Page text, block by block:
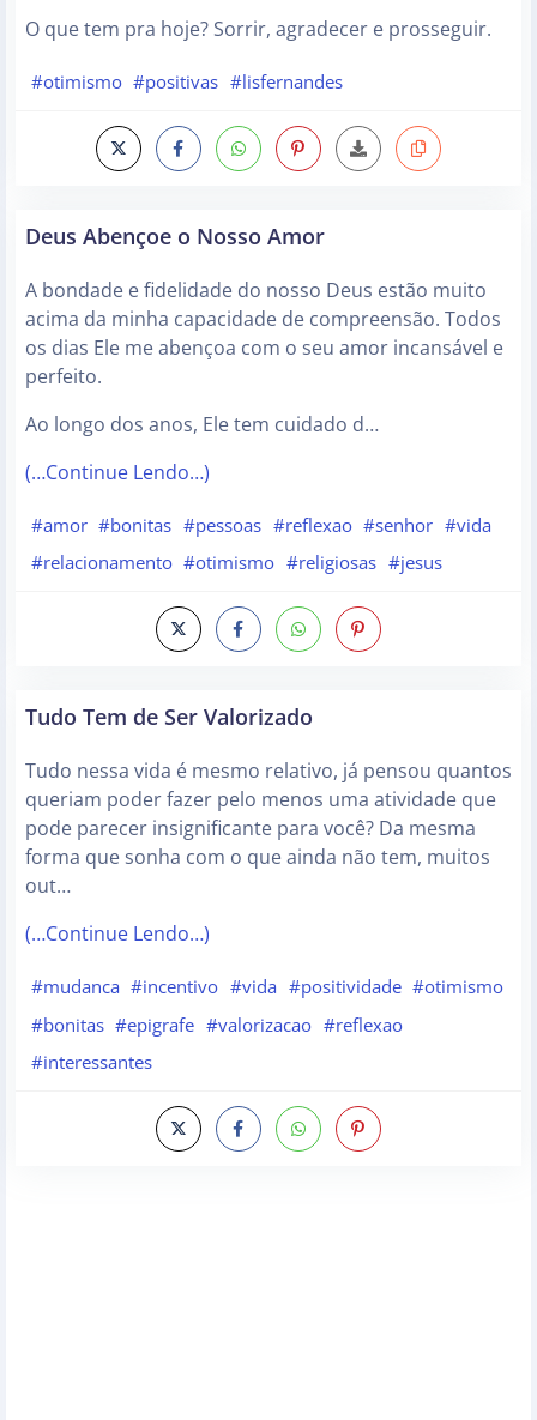
O que tem pra hoje? Sorrir, agradecer e prosseguir.
#otimismo #positivas #lisfernandes
Deus Abençoe o Nosso Amor
A bondade e fidelidade do nosso Deus estão muito
acima da minha capacidade de compreensão. Todos
os dias Ele me abençoa com o seu amor incansável e
perfeito.
Ao longo dos anos, Ele tem cuidado d…
(…Continue Lendo…)
#amor #bonitas #pessoas #reflexao #senhor #vida
#relacionamento #otimismo #religiosas #jesus
Tudo Tem de Ser Valorizado
Tudo nessa vida é mesmo relativo, já pensou quantos
queriam poder fazer pelo menos uma atividade que
pode parecer insignificante para você? Da mesma
forma que sonha com o que ainda não tem, muitos
out…
(…Continue Lendo…)
#mudanca #incentivo #vida #positividade #otimismo
#bonitas #epigrafe #valorizacao #reflexao
#interessantes